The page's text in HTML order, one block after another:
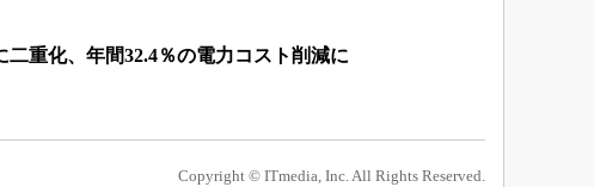
二重化、年間32.4％の電力コスト削減に
Copyright © ITmedia, Inc. All Rights Reserved.